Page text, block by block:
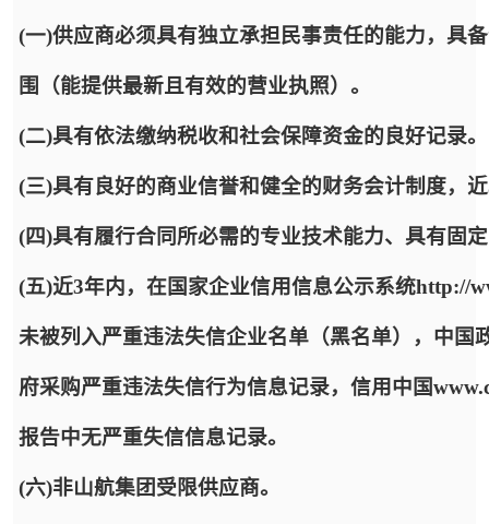
(一)供应商必须具有独立承担民事责任的能力，具
围（能提供最新且有效的营业执照）。
(二)具有依法缴纳税收和社会保障资金的良好记录。
(三)具有良好的商业信誉和健全的财务会计制度，
(四)具有履行合同所必需的专业技术能力、具有固
(五)近3年内，在国家企业信用信息公示系统http://
未被列入严重违法失信企业名单（黑名单），中国
府采购严重违法失信行为信息记录，信用中国
报告中无严重失信信息记录。
(六)非山航集团受限供应商。